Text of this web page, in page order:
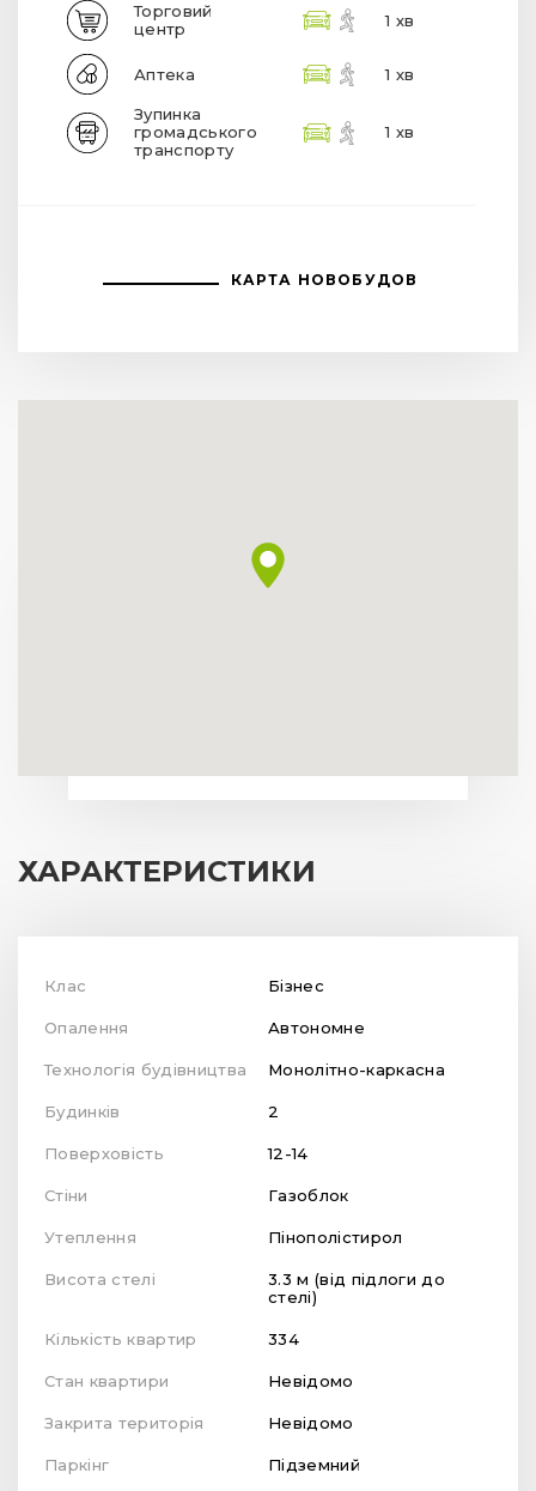
Торговий
центр
1 хв
Аптека 1 хв
Зупинка
громадського
транспорту
1 хв
КАРТА НОВОБУДОВ
ХАРАКТЕРИСТИКИ
Клас Бізнес
Опалення Автономне
Технологія будівництва Монолітно-каркасна
Будинків 2
Поверховість 12-14
Стіни Газоблок
Утеплення Пінополістирол
Висота стелі
3.3 м (від підлоги до
стелі)
Кількість квартир 334
Стан квартири Невідомо
Закрита територія Невідомо
Паркінг Підземний